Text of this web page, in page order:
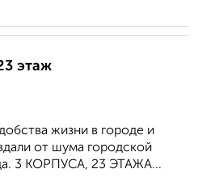
этаж
жизни в городе и
от шума городской
3 КОРПУСА, 23 ЭТАЖА...